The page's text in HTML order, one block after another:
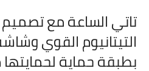
تاتي الساعة مع
التيتانيوم القوي
بطبقة حماية